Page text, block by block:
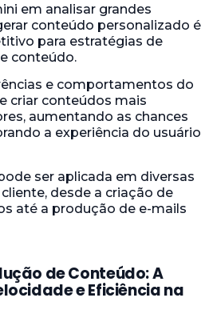
em analisar grandes
conteúdo personalizado é
para estratégias de
conteúdo.
e comportamentos do
criar conteúdos mais
aumentando as chances
a experiência do usuário
ser aplicada em diversas
desde a criação de
até a produção de e-mails
de Conteúdo: A
e Eficiência na